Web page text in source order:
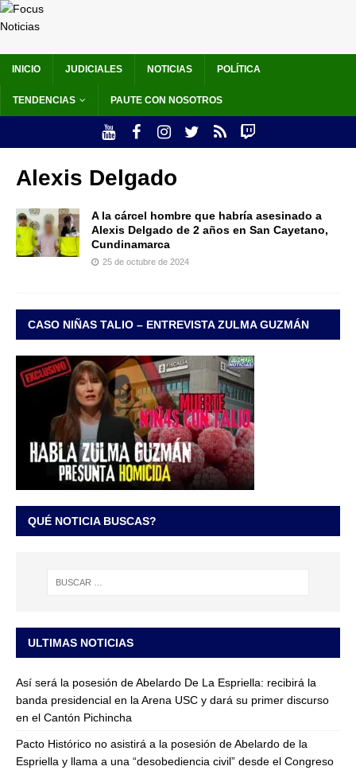
INICIO JUDICIALES NOTICIAS POLÍTICA
TENDENCIAS PAUTE CON NOSOTROS
Alexis Delgado
A la cárcel hombre que habría asesinado a
Alexis Delgado de 2 años en San Cayetano,
Cundinamarca
25 de octubre de 2024
CASO NIÑAS TALIO – ENTREVISTA ZULMA GUZMÁN
QUÉ NOTICIA BUSCAS?
ULTIMAS NOTICIAS
Así será la posesión de Abelardo De La Espriella: recibirá la
banda presidencial en la Arena USC y dará su primer discurso
en el Cantón Pichincha
Pacto Histórico no asistirá a la posesión de Abelardo de la
Espriella y llama a una “desobediencia civil” desde el Congreso